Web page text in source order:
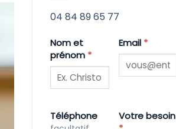
04 84 89 65 77
Nom et
prénom *
Email *
Téléphone
Votre besoin